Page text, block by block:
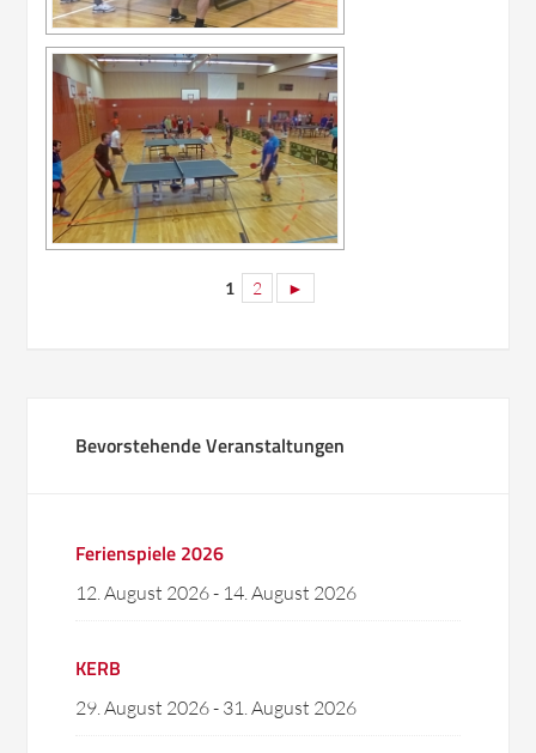
1 2 ►
Bevorstehende Veranstaltungen
Ferienspiele 2026
12. August 2026- 14. August 2026
KERB
29. August 2026- 31. August 2026